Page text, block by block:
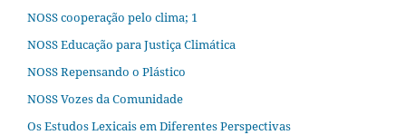
NOSS cooperação pelo clima; 1
NOSS Educação para Justiça Climática
NOSS Repensando o Plástico
NOSS Vozes da Comunidade
Os Estudos Lexicais em Diferentes Perspectivas